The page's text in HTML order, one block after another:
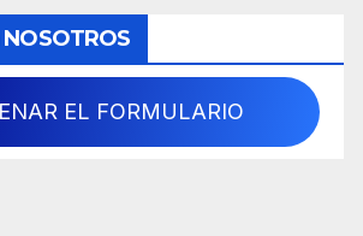
EL FORMULARIO